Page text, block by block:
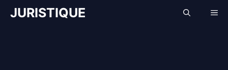
SkipJURISTIQUE